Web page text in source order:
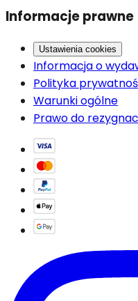
Informacje prawne
Ustawienia cookies
Informacja o
Polityka
Warunki ogólne
Prawo do